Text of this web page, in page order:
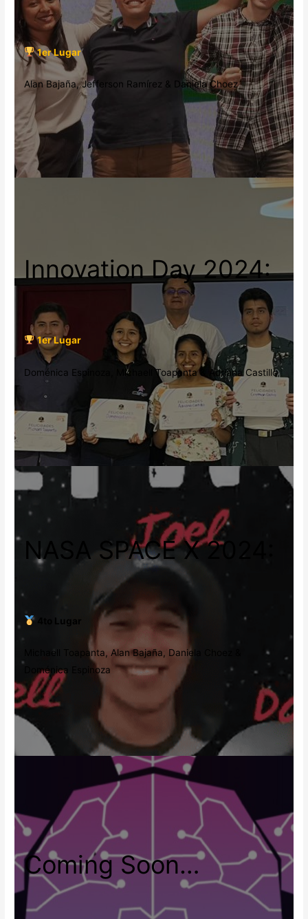
1er Lugar
Alan Bajaña, Jefferson Ramírez & Daniela Choez
Innovation Day 2024:
1er Lugar
Doménica Espinoza, Michaell Toapanta & Adriana Castillo
NASA SPACE X 2024:
4to Lugar
Michaell Toapanta, Alan Bajaña, Daniela Choez &
Doménica Espinoza
Coming Soon…